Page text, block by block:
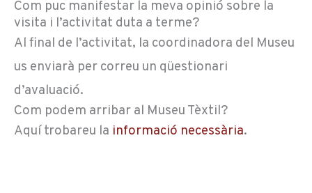
Com puc manifestar la meva opinió sobre la
visita i l’activitat duta a terme?
Al final de l’activitat, la coordinadora del Museu
us enviarà per correu un qüestionari
d’avaluació.
Com podem arribar al Museu Tèxtil?
Aquí trobareu la informació necessària.